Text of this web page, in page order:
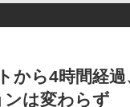
から4時間経過
は変わらず